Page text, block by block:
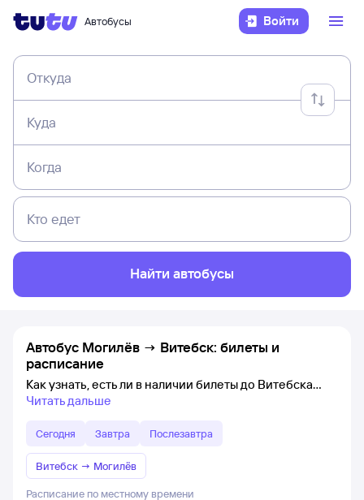
Автобусы Войти
Откуда
Куда
Когда
Кто едет
Найти автобусы
Автобус Могилёв → Витебск: билеты и
расписание
Как узнать, есть ли в наличии билеты до Витебска
Читать дальше
Сегодня Завтра Послезавтра
Витебск → Могилёв
Расписание по местному времени